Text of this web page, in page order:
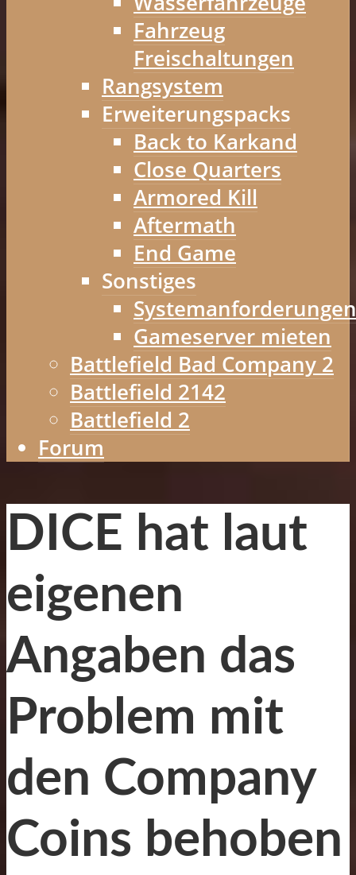
Fahrzeug
Freischaltungen
Rangsystem
Erweiterungspacks
Back to Karkand
Close Quarters
Armored Kill
Aftermath
End Game
Sonstiges
Systemanforderungen
Gameserver mieten
Battlefield Bad Company 2
Battlefield 2142
Battlefield 2
Forum
DICE hat laut
eigenen
Angaben das
Problem mit
den Company
Coins behoben